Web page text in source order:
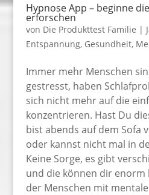
Hypnose App – beginne
erforschen
von Die Produkttest Familie |
Entspannung, Gesundheit,
Immer mehr Menschen
gestresst, haben
sich nicht mehr auf die
konzentrieren. Hast Du
bist abends auf dem Sofa
oder kannst nicht mal in
Keine Sorge, es gibt
und die können dir enorm
der Menschen mit